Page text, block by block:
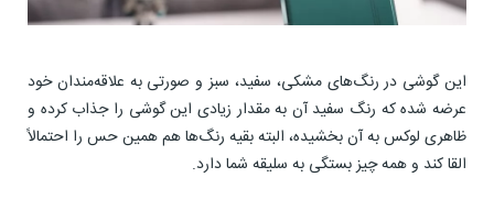
این گوشی در رنگ‌های مشکی، سفید، سبز و صورتی به علاقه‌مندان خود
عرضه شده که رنگ سفید آن به مقدار زیادی این گوشی را جذاب کرده و
ظاهری لوکس به آن بخشیده، البته بقیه رنگ‌ها هم همین حس را احتمالاً
القا کند و همه چیز بستگی به سلیقه شما دارد.